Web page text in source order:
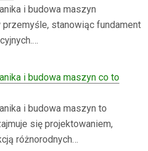
i budowa maszyn
stanowiąc fundament
i budowa maszyn co to
i budowa maszyn to
się projektowaniem,
różnorodnych…